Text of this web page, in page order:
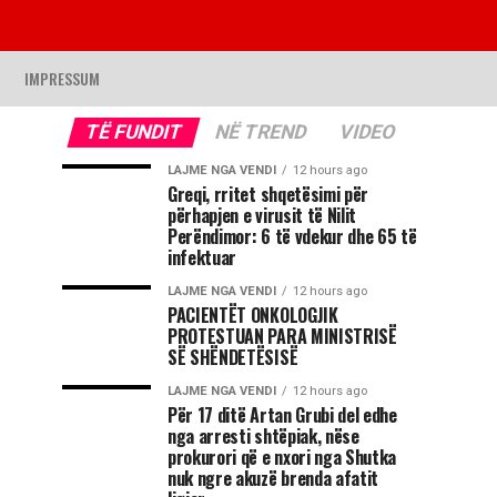
IMPRESSUM
TË FUNDIT NË TREND VIDEO
LAJME NGA VENDI 12 hours ago
Greqi, rritet shqetësimi për
përhapjen e virusit të Nilit
Perëndimor: 6 të vdekur dhe 65 të
infektuar
LAJME NGA VENDI 12 hours ago
PACIENTËT ONKOLOGJIK
PROTESTUAN PARA MINISTRISË
SË SHËNDETËSISË
LAJME NGA VENDI 12 hours ago
Për 17 ditë Artan Grubi del edhe
nga arresti shtëpiak, nëse
prokurori që e nxori nga Shutka
nuk ngre akuzë brenda afatit